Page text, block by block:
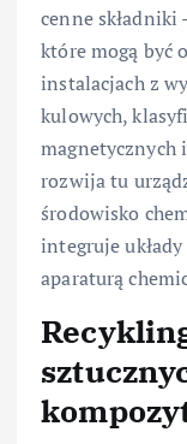
cenne
które mogą być
instalacjach z
kulowych,
magnetycznych
rozwija tu
środowisko
integruje
aparaturą